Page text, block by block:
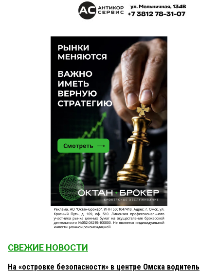
СВЕЖИЕ НОВОСТИ
На «островке безопасности» в центре Омска водитель